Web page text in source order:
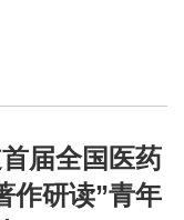
届全国医药
作研读”青年